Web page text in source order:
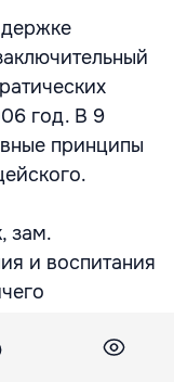
год. В 9
принципы
зам.
и воспитания
на таких